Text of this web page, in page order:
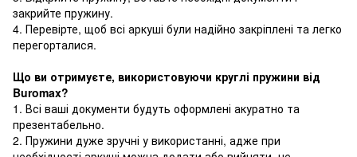
закрийте пружину.
4. Перевірте, щоб всі аркуші були надійно закріплені та легко
перегорталися.
Що ви отримуєте, використовуючи круглі пружини від
Buromax?
1. Всі ваші документи будуть оформлені акуратно та
презентабельно.
2. Пружини дуже зручні у використанні, адже при